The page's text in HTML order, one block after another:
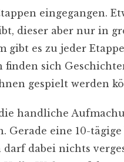
eingegangen.
dieser aber nur in
gibt es zu jeder
finden sich
gespielt werden
handliche
Gerade eine 10-
dabei nichts